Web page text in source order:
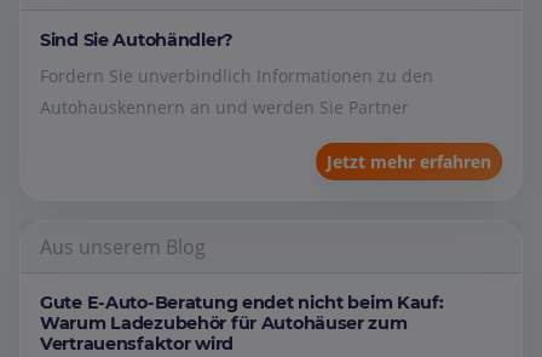
Sind Sie Autohändler?
Fordern Sie unverbindlich Informationen zu den
Autohauskennern an und werden Sie Partner
Jetzt mehr erfahren
Aus unserem Blog
Gute E-Auto-Beratung endet nicht beim Kauf:
Warum Ladezubehör für Autohäuser zum
Vertrauensfaktor wird